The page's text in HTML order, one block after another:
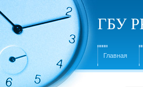
ГБУ
Главная